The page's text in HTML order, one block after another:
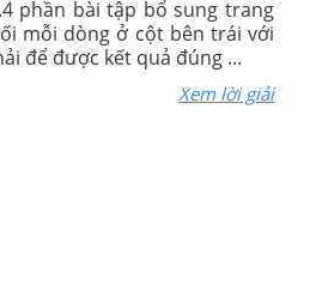
phần bài tập bổ sung trang
mỗi dòng ở cột bên trái với
để được kết quả đúng ...
Xem lời giải